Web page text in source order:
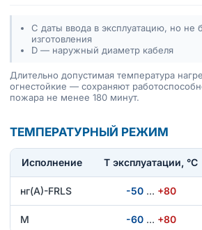
С даты ввода в эксплуатацию, но не
изготовления
D — наружный диаметр кабеля
Длительно допустимая температура
огнестойкие — сохраняют
пожара не менее 180 минут.
ТЕМПЕРАТУРНЫЙ РЕЖИМ
Исполнение T эксплуатации, °С
нг(А)-FRLS -50 … +80
М -60 … +80